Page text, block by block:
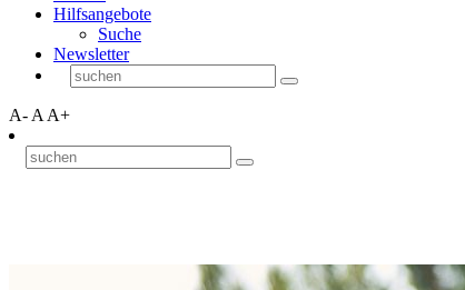
Hilfsangebote
Suche
Newsletter
A- A A+